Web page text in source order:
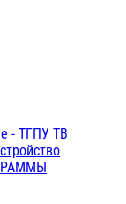
- ТГПУ ТВ